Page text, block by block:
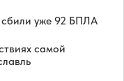
уже 92 БПЛА
самой